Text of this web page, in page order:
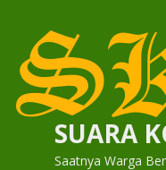
content
SUARA
Saatnya Warga